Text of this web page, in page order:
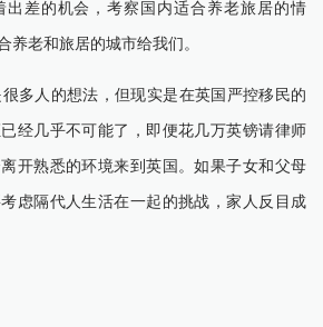
差的机会，考察国内适合养老旅居的情
养老和旅居的城市给我们。
多人的想法，但现实是在英国严控移民的
经几乎不可能了，即便花几万英镑请律师
开熟悉的环境来到英国。如果子女和父母
虑隔代人生活在一起的挑战，家人反目成